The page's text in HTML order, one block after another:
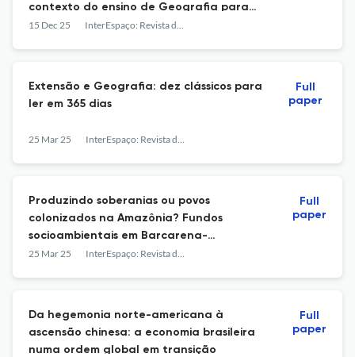
contexto do ensino de Geografia para
estudantes com baixa visão no Ensino
15 Dec 25 InterEspaço: Revista de Geografia e Interdisciplinaridade
Extensão e Geografia: dez clássicos para
ler em 365 dias
25 Mar 25 InterEspaço: Revista de Geografia e Interdisciplinaridade
Full
paper
Produzindo soberanias ou povos
colonizados na Amazônia? Fundos
socioambientais em Barcarena-
Abaetetuba, Pará, Brasil
25 Mar 25 InterEspaço: Revista de Geografia e Interdisciplinaridade
Full
paper
Da hegemonia norte-americana à
ascensão chinesa: a economia brasileira
numa ordem global em transição
Full
paper